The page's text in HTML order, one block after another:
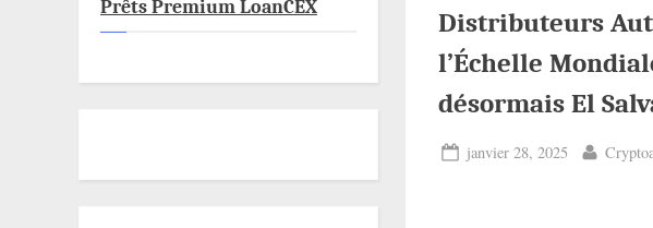
Distributeurs
l’Échelle
désormais El
Posted
janvier 28, 2025 By
Prêts Premium LoanCEX